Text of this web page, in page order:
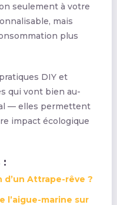
seulement à votre
mais
plus
DIY et
qui vont bien au-
— elles permettent
impact écologique
:
Attrape-rêve ?
l’aigue-marine sur